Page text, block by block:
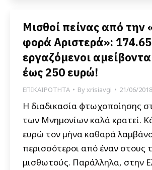
Μισθοί πείνας από την
φορά Αριστερά»:
εργαζόμενοι
έως 250 ευρώ!
ΕΠΙΚΑΙΡΟΤΗΤΑ Byxrisiavgi 21/06/2018
Η διαδικασία φτωχοποίησης
των Μνημονίων καλά κρατεί.
ευρώ τον μήνα καθαρά
περισσότεροι από έναν στους
μισθωτούς. Παράλληλα, στην